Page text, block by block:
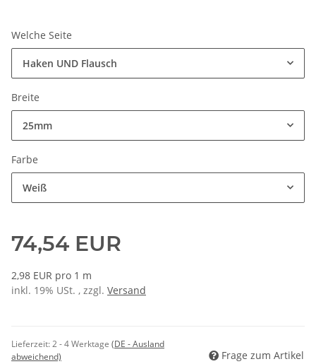
Welche Seite
Haken UND Flausch
Breite
25mm
Farbe
Weiß
74,54 EUR
2,98 EUR pro 1 m
inkl. 19% USt. , zzgl. Versand
Lieferzeit:2 - 4 Werktage (DE - Ausland
abweichend)
Frage zum Artikel